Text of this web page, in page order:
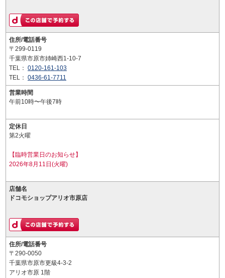
住所/電話番号
〒299-0119
千葉県市原市姉崎西1-10-7
TEL： 0120-161-103
TEL： 0436-61-7711
営業時間
午前10時〜午後7時
定休日
第2火曜
【臨時営業日のお知らせ】
2026年8月11日(火曜)
店舗名
ドコモショップアリオ市原店
住所/電話番号
〒290-0050
千葉県市原市更級4-3-2
アリオ市原 1階